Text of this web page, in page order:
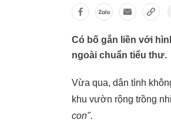
Có bố gắn liền với
ngoài chuẩn tiểu thư.
Vừa qua, dân tình
khu vườn rộng trồng
con".